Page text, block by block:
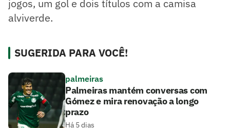
jogos, um gol e dois títulos com a camisa
alviverde.
SUGERIDA PARA VOCÊ!
palmeiras
Palmeiras mantém conversas com
Gómez e mira renovação a longo
prazo
Há 5 dias